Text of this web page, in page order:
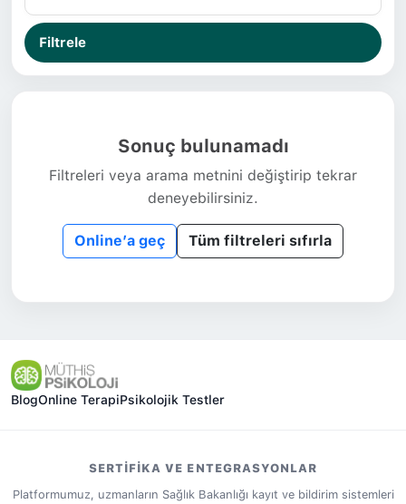
Filtrele
Sonuç bulunamadı
Filtreleri veya arama metnini değiştirip tekrar
deneyebilirsiniz.
Online’a geç Tüm filtreleri sıfırla
BlogOnline TerapiPsikolojik Testler
SERTIFIKA VE ENTEGRASYONLAR
Platformumuz, uzmanların Sağlık Bakanlığı kayıt ve bildirim sistemleri